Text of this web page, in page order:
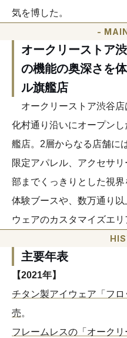
気を博した。
-
オークリーストア
の機能の奥深さを
ル旗艦店
オークリーストア渋谷店
化村通り沿いにオープン
艦店。2層からなる店舗に
限定アパレル、アクセサ
部までくっきりとした視
体験ブースや、数万通り
ウェアのカスタマイズエリ
主要年表
【2021年】
チタン製アイウェア「フ
売。
フレームレスの「オークリ